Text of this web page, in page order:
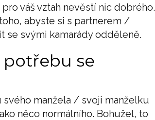
váš vztah nevěstí nic dobrého.
abyste si s partnerem /
se svými kamarády odděleně.
potřebu se
manžela / svoji manželku
něco normálního. Bohužel, to